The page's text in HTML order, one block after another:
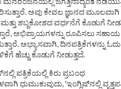
ಅವು ಕೇವಲ ಜ್ಞಾನದ
ಶಬ್ದಕೋಶದ ವರ್ಧನೆಗೆ ಕೊಡುಗೆ
ಅಭಿಪ್ರಾಯಗಳನ್ನು ರೂಪಿಸಲು ಸಹಾಯ
ಅಭ್ಯಾಸವಾಗಿ, ದಿನಪತ್ರಿಕೆಗಳನ್ನು
ಹೆಚ್ಚು ಕೊಡುಗೆ ನೀಡುತ್ತದೆ.
ಪತ್ರಿಕೆಯಲ್ಲಿ ಕಿರು ಪ್ರಬಂಧ
ಧುಮುಕುವುದು, 'ಇಂಗ್ಲಿಷ್‌ನಲ್ಲಿ